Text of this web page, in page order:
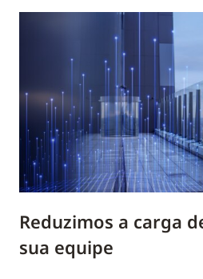
Reduzimos a carga
sua equipe